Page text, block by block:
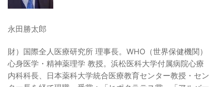
永田勝太郎
財）国際全人医療研究所 理事長。WHO（世界保健機関）
心身医学・精神薬理学 教授。浜松医科大学付属病院心療
内科科長、日本薬科大学統合医療教育センター教授・セン